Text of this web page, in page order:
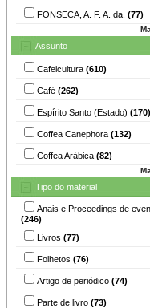
FONSECA, A. F. A. da. (77)
Assunto
Cafeicultura (610)
Café (262)
Espírito Santo (Estado) (170)
Coffea Canephora (132)
Coffea Arábica (82)
Tipo do material
Anais e Proceedings de
(246)
Livros (77)
Folhetos (76)
Artigo de periódico (74)
Parte de livro (73)